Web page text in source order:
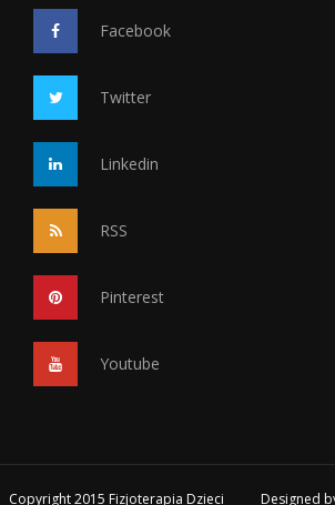
Facebook
Twitter
Linkedin
RSS
Pinterest
Youtube
Copyright 2015 Fizjoterapia Dzieci Designed